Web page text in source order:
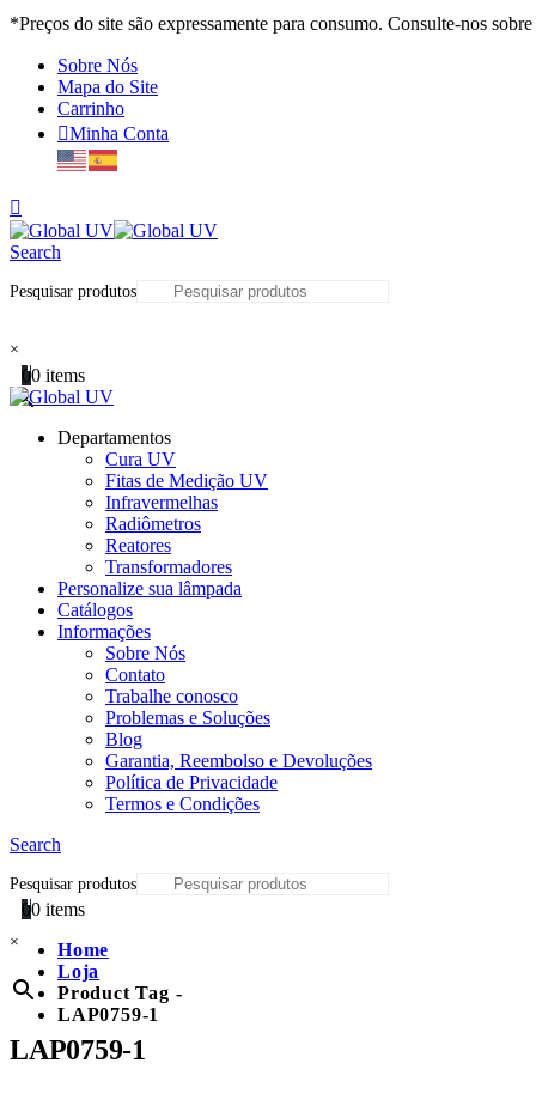
*Preços do site são expressamente para consumo. Consulte-nos
Sobre Nós
Mapa do Site
Carrinho
Minha Conta
Search
Pesquisar produtos
×
00 items
Departamentos
Cura UV
Fitas de Medição UV
Infravermelhas
Radiômetros
Reatores
Transformadores
Personalize sua lâmpada
Catálogos
Informações
Sobre Nós
Contato
Trabalhe conosco
Problemas e Soluções
Blog
Garantia, Reembolso e Devoluções
Política de Privacidade
Termos e Condições
Search
Pesquisar produtos
×
00 items
Home
Loja
Product Tag -
LAP0759-1
LAP0759-1